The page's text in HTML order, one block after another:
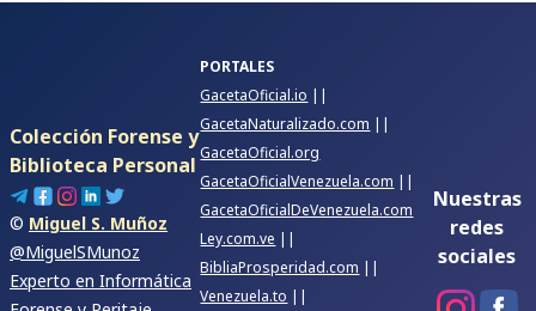
Colección Forense y
Biblioteca Personal
© Miguel S. Muñoz
@MiguelSMunoz
Experto en Informática
PORTALES
GacetaOficial.io ||
GacetaNaturalizado.com ||
GacetaOficial.org
GacetaOficialVenezuela.com ||
GacetaOficialDeVenezuela.com
Ley.com.ve ||
BibliaProsperidad.com ||
Venezuela.to ||
Nuestras
redes
sociales